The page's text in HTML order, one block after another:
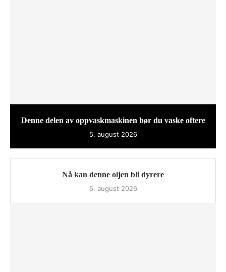
Denne delen av oppvaskmaskinen bør du vaske oftere
5. august 2026
Nå kan denne oljen bli dyrere
5. august 2026